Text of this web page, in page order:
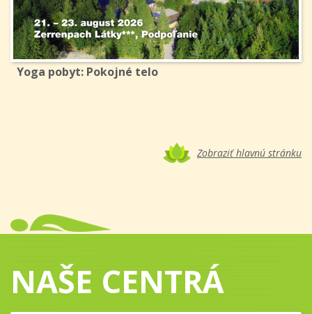
Yoga pobyt: Pokojné telo
Zobraziť hlavnú stránku
NAŠE CENTRÁ